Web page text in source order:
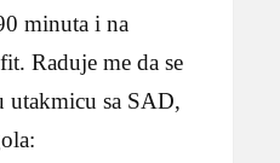
minuta i na
Raduje me da se
utakmicu sa SAD,